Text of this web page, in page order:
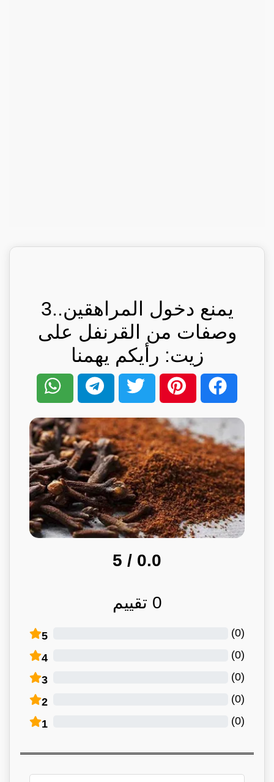
يمنع دخول المراهقين..3
وصفات من القرنفل على
زيت: رأيكم يهمنا
0.0
/ 5
0 تقييم
5 (
0
)
4 (
0
)
3 (
0
)
2 (
0
)
1 (
0
)